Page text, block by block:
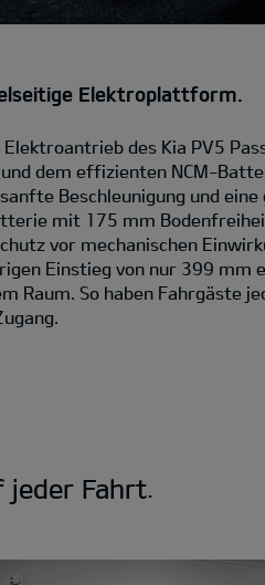
Elektroplattform.
des Kia PV5
dem effizienten NCM-
Beschleunigung und
mit 175 mm
vor mechanischen
Einstieg von nur 399 mm
Raum. So haben Fahrgäste
jeder Fahrt.